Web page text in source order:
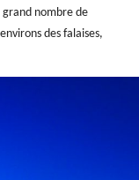
grand nombre de
des falaises,